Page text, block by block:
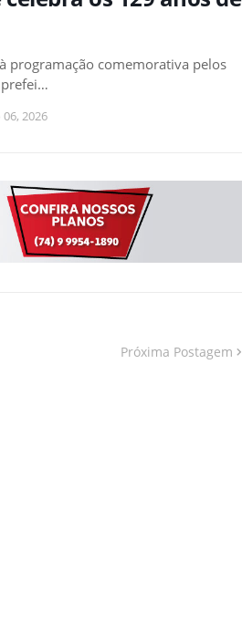
programação comemorativa pelos
2026
Próxima Postagem